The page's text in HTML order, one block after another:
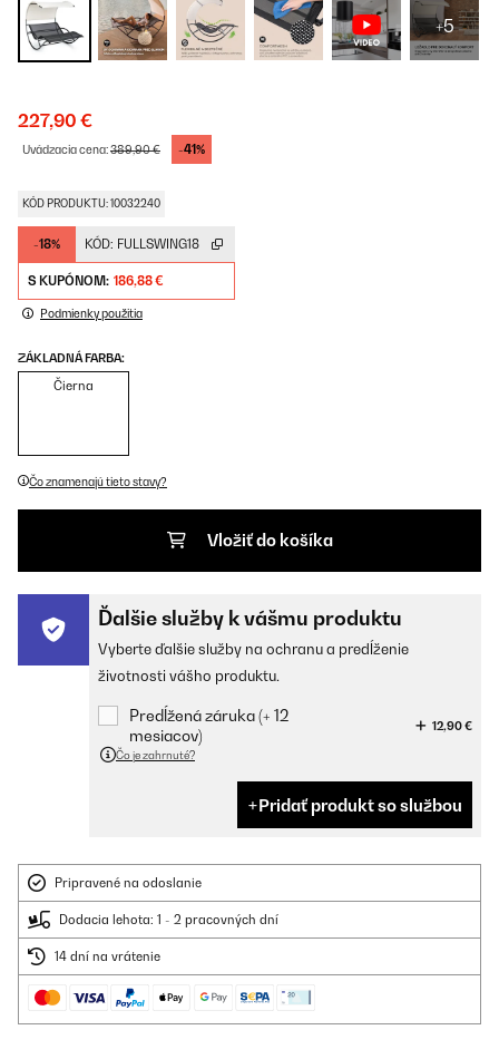
+5
227,90 €
Uvádzacia cena:389,90 € -41%
KÓD PRODUKTU: 10032240
-18% KÓD: FULLSWING18
S KUPÓNOM: 186,88 €
Podmienky použitia
ZÁKLADNÁ FARBA:
Čierna
Čo znamenajú tieto stavy?
Vložiť do košíka
Ďalšie služby k vášmu produktu
Vyberte ďalšie služby na ochranu a predĺženie
životnosti vášho produktu.
Predĺžená záruka (+ 12
mesiacov)
12,90 €
Čo je zahrnuté?
Pridať produkt so službou
Pripravené na odoslanie
Dodacia lehota: 1 - 2 pracovných dní
14 dní na vrátenie